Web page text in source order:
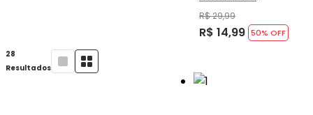
28
Resultados
cotton Brandili
R$ 29,99
R$ 14,99 50% OFF